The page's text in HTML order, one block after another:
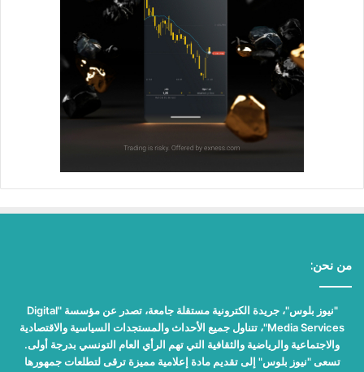
من نحن:
"نيوز بلوس"، جريدة الكترونية مستقلة جامعة، تصدر عن مؤسسة "Digital
Media Services"، تتناول جميع الأحداث والمستجدات السياسية والاقتصادية
والاجتماعية والرياضية والثقافية التي تهم الرأي العام التونسي بدرجة أولى.
تسعى "نيوز بلوس" إلى تقديم مادة إعلامية مميزة ترقى لتطلعات جمهورها